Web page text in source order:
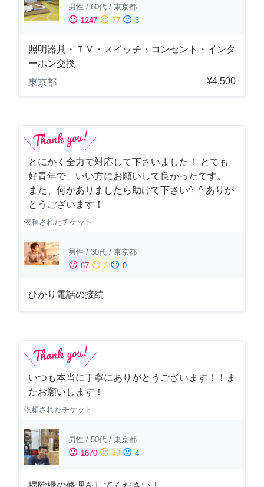
男性 / 60代 / 東京都
sentiment_satisfied 1247 sentiment_neutral 77 sentiment_dissatisfied 3
照明器具・ＴＶ・スイッチ・コンセント・インタ
ーホン交換
東京都
¥4,500
とにかく全力で対応して下さいました！ とても
好青年で、いい方にお願いして良かったです。
また、何かありましたら助けて下さい^_^ ありが
とうございます！
依頼されたチケット
男性 / 30代 / 東京都
sentiment_satisfied 67 sentiment_neutral 3 sentiment_dissatisfied 0
ひかり電話の接続
いつも本当に丁寧にありがとうございます！！ま
たお願いします！
依頼されたチケット
男性 / 50代 / 東京都
sentiment_satisfied 1670 sentiment_neutral 49 sentiment_dissatisfied 4